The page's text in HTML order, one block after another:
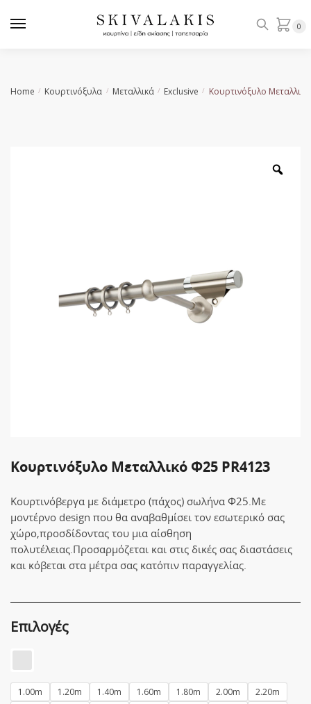
0
Home / Κουρτινόξυλα / Μεταλλικά / Exclusive / Κουρτινόξυλο
Κουρτινόξυλο Μεταλλικό Φ25 PR4123
Κουρτινόβεργα με διάμετρο (πάχος) σωλήνα Φ25.Με
μοντέρνο design που θα αναβαθμίσει τον εσωτερικό σας
χώρο,προσδίδοντας του μια αίσθηση
πολυτέλειας.Προσαρμόζεται και στις δικές σας διαστάσεις
και κόβεται στα μέτρα σας κατόπιν παραγγελίας.
Επιλογές
1.00m 1.20m 1.40m 1.60m 1.80m 2.00m
2.20m